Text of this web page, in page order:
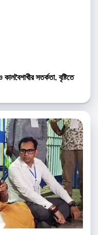
সতর্কতা, বৃষ্টিতে